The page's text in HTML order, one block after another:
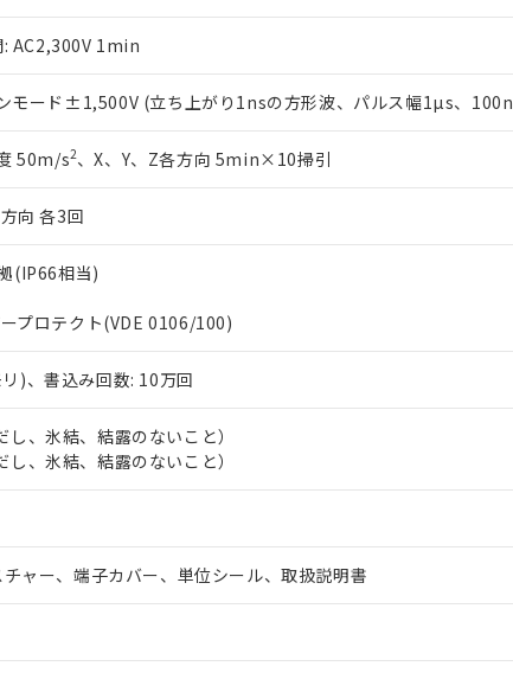
: AC2,300V 1min
モード±1,500V (立ち上がり1nsの方形波、パルス幅1µs、
50m/s2、X、Y、Z各方向 5min×10掃引
向 各3回
(IP66相当)
プロテクト(VDE 0106/100)
)、書込み回数: 10万回
、氷結、結露のないこと）
、氷結、結露のないこと）
ャー、端子カバー、単位シール、取扱説明書